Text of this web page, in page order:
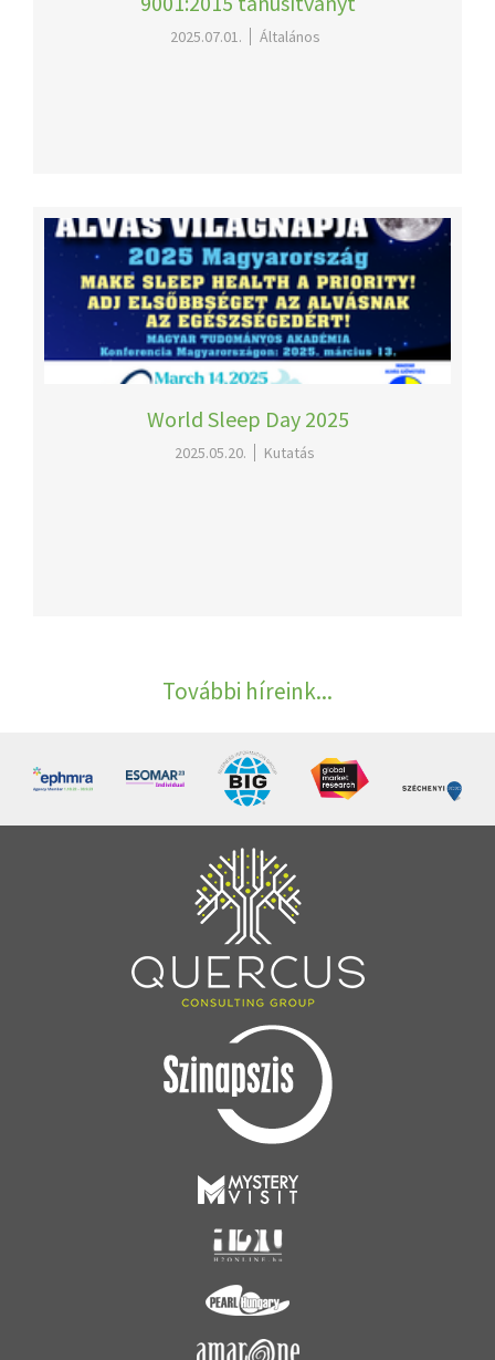
2025.07.01. Általános
World Sleep Day 2025
2025.05.20. Kutatás
További híreink...